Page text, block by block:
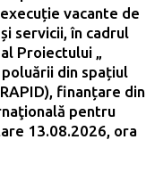
vacante de
servicii, în cadrul
Proiectului „
din spațiul
finanțare din
pentru
13.08.2026, ora